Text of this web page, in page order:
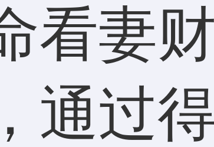
看妻
通过